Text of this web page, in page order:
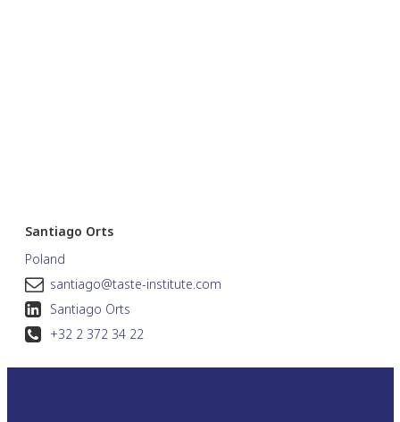
Santiago Orts
Poland
santiago@taste-institute.com
Santiago Orts
+32 2 372 34 22